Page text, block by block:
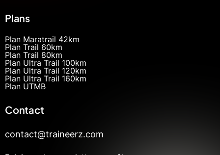
Plans
Plan Maratrail 42km
Plan Trail 60km
Plan Trail 80km
Plan Ultra Trail 100km
Plan Ultra Trail 120km
Plan Ultra Trail 160km
Plan UTMB
Contact
contact@traineerz.com